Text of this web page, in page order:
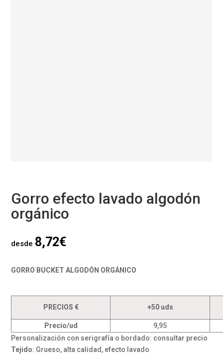
Gorro efecto lavado algodón
orgánico
desde 8,72€
GORRO BUCKET ALGODÓN ORGÁNICO
PRECIOS € +50 uds
Precio/ud
9,95
Personalización con serigrafía o bordado: consultar precio
Tejido: Grueso, alta calidad, efecto lavado